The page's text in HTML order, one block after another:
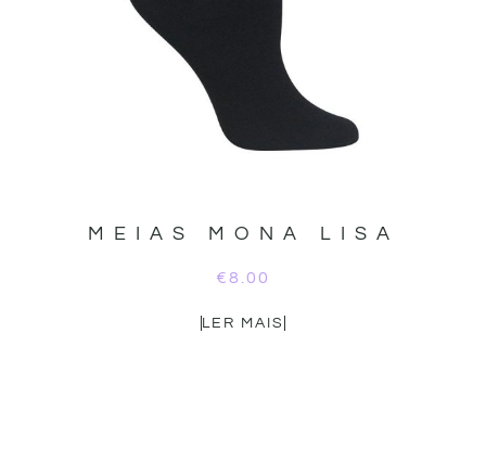
MEIAS MONA LISA
€8.00
LER MAIS